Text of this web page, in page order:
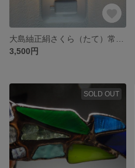
3,500円
SOLD OUT